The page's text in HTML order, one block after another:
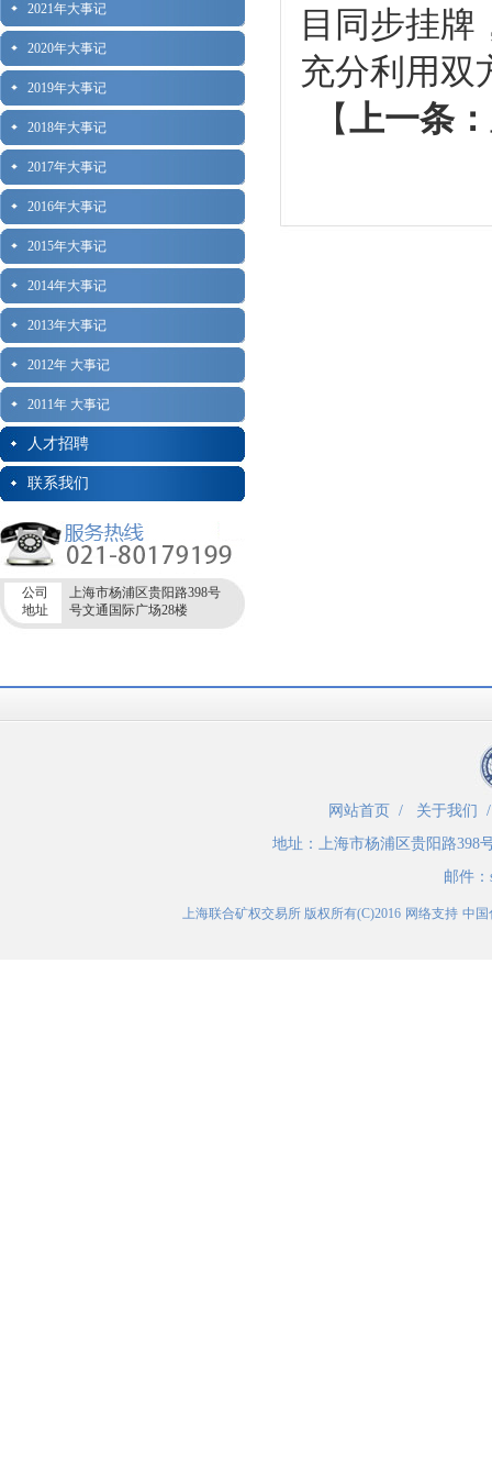
2021年大事记
2020年大事记
2019年大事记
2018年大事记
2017年大事记
2016年大事记
2015年大事记
2014年大事记
2013年大事记
2012年 大事记
2011年 大事记
人才招聘
联系我们
公司
地址
上海市杨浦区贵阳路398号
号文通国际广场28楼
目同步挂
充分利用双
【上一条：
网站首页 / 关于我们
地址： 上海市杨浦区贵阳路398
邮件：
上海联合矿权交易所版权所有(C)2016 网络支持 中国